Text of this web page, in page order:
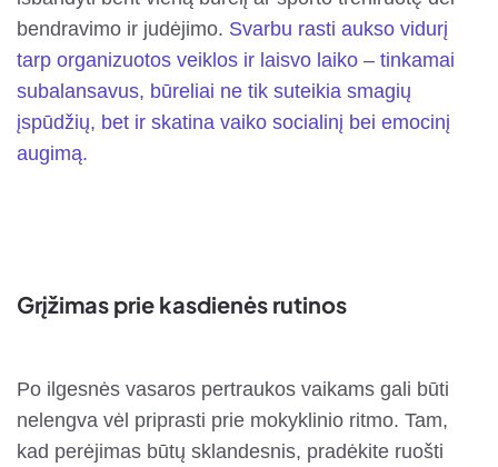
bendravimo ir judėjimo. Svarbu rasti aukso vidurį
tarp organizuotos veiklos ir laisvo laiko – tinkamai
subalansavus, būreliai ne tik suteikia smagių
įspūdžių, bet ir skatina vaiko socialinį bei emocinį
augimą.
Grįžimas prie kasdienės rutinos
Po ilgesnės vasaros pertraukos vaikams gali būti
nelengva vėl priprasti prie mokyklinio ritmo. Tam,
kad perėjimas būtų sklandesnis, pradėkite ruošti